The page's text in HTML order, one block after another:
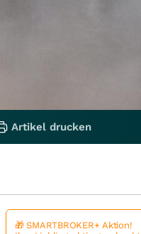
Artikel drucken
🎁 SMARTBROKER+ Aktion!